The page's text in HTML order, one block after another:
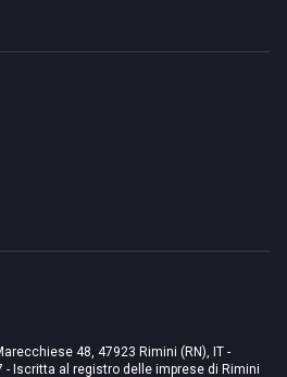
48, 47923 Rimini (RN), IT -
- Iscritta al registro delle imprese di Rimini